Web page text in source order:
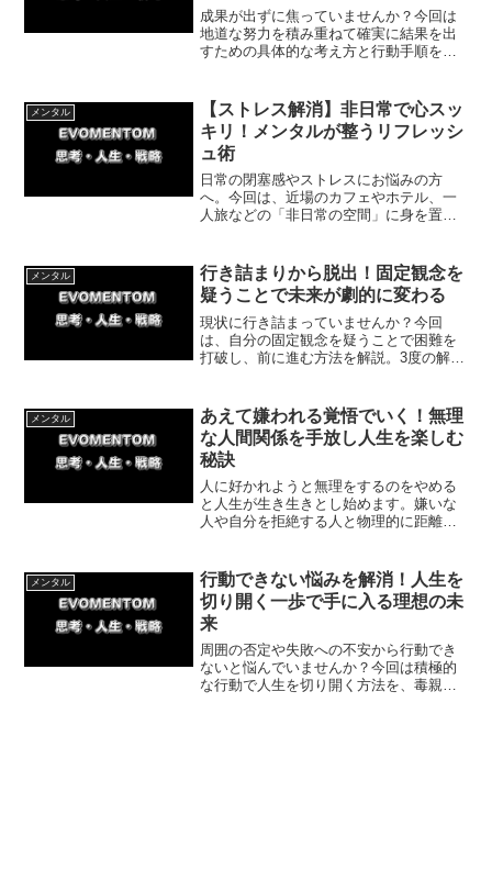
成果が出ずに焦っていませんか？今回は
地道な努力を積み重ねて確実に結果を出
すための具体的な考え方と行動手順を分
ツコツと継続して理想の成果を手に入れ
ましょう。
メンタル
【ストレス解消】非日常で心スッ
キリ！メンタルが整うリフレッシ
ュ術
日常の閉塞感やストレスにお悩みの方
へ。今回は、近場のカフェやホテル、一
人旅などの「非日常の空間」に身を置く
日々を抜け出し、心をリフレッシュする
簡単な方法をお届け。
メンタル
行き詰まりから脱出！固定観念を
疑うことで未来が劇的に変わる
現状に行き詰まっていませんか？今回
は、自分の固定観念を疑うことで困難を
打破し、前に進む方法を解説。3度の解雇
て、新しい未来を切り開きましょう！
メンタル
あえて嫌われる覚悟でいく！無理
な人間関係を手放し人生を楽しむ
秘訣
人に好かれようと無理をするのをやめる
と人生が生き生きとし始めます。嫌いな
人や自分を拒絶する人と物理的に距離を
人間関係のストレスから解放され自分ら
しく生きましょう。
メンタル
行動できない悩みを解消！人生を
切り開く一歩で手に入る理想の未
来
周囲の否定や失敗への不安から行動でき
ないと悩んでいませんか？今回は積極的
な行動で人生を切り開く方法を、毒親の